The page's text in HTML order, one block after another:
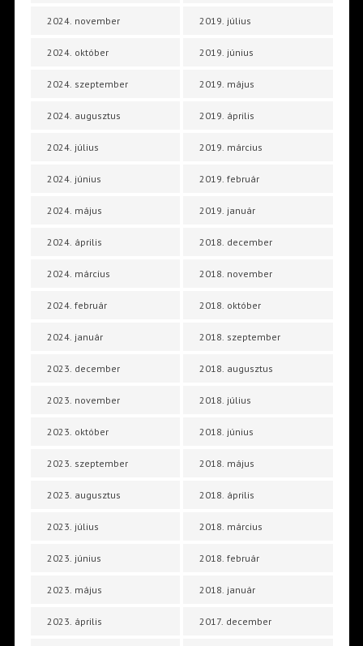
2024. november
2024. október
2024. szeptember
2024. augusztus
2024. július
2024. június
2024. május
2024. április
2024. március
2024. február
2024. január
2023. december
2023. november
2023. október
2023. szeptember
2023. augusztus
2023. július
2023. június
2023. május
2023. április
2019. július
2019. június
2019. május
2019. április
2019. március
2019. február
2019. január
2018. december
2018. november
2018. október
2018. szeptember
2018. augusztus
2018. július
2018. június
2018. május
2018. április
2018. március
2018. február
2018. január
2017. december